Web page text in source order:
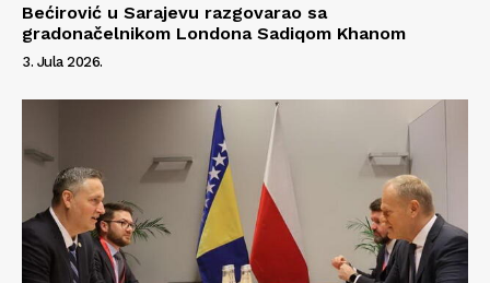
Bećirović u Sarajevu razgovarao sa
gradonačelnikom Londona Sadiqom Khanom
3. Jula 2026.